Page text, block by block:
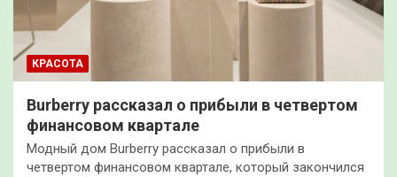
КРАСОТА
Burberry рассказал о прибыли в четвертом
финансовом квартале
Модный дом Burberry рассказал о прибыли в
четвертом финансовом квартале, который закончился